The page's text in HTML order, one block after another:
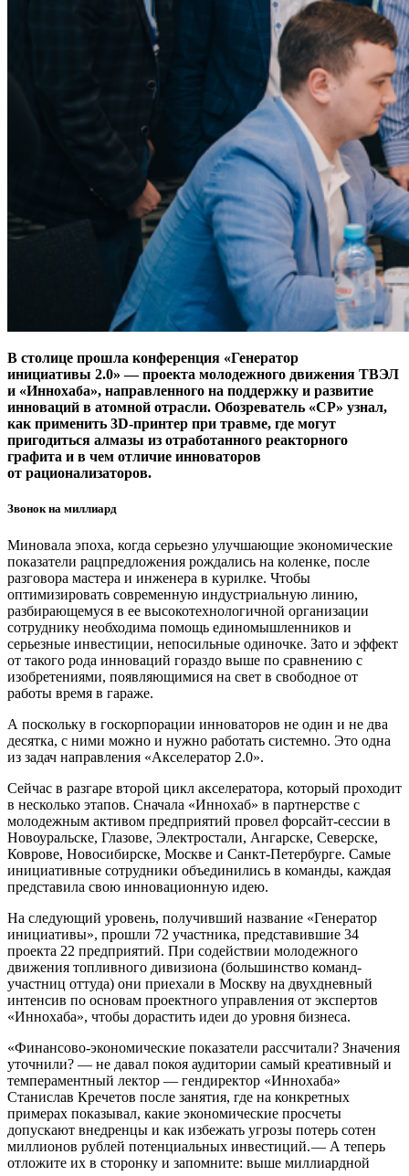
В столице прошла конференция «Генератор
инициативы 2.0» — ​проекта молодежного движения ТВЭЛ
и «Иннохаба», направленного на поддержку и развитие
инноваций в атомной отрасли. Обозреватель «СР» узнал,
как применить 3D-принтер при травме, где могут
пригодиться алмазы из отработанного реакторного
графита и в чем отличие инноваторов
от рационализаторов.
Звонок на миллиард
Миновала эпоха, когда серьезно улучшающие экономические
показатели рацпредложения рождались на коленке, после
разговора мастера и инженера в курилке. Чтобы
оптимизировать современную индустриальную линию,
разбирающемуся в ее высокотехнологичной организации
сотруднику необходима помощь единомышленников и
серьезные инвестиции, непосильные одиночке. Зато и эффект
от такого рода инноваций гораздо выше по сравнению с
изобретениями, появляющимися на свет в свободное от
работы время в гараже.
А поскольку в госкорпорации инноваторов не один и не два
десятка, с ними можно и нужно работать системно. Это одна
из задач направления «Акселератор 2.0».
Сейчас в разгаре второй цикл акселератора, который проходит
в несколько этапов. Сначала «Иннохаб» в партнерстве с
молодежным активом предприятий провел форсайт-сессии в
Новоуральске, Глазове, Электростали, Ангарске, Северске,
Коврове, Новосибирске, Москве и Санкт-Петербурге. Самые
инициативные сотрудники объединились в команды, каждая
представила свою инновационную идею.
На следующий уровень, получивший название «Генератор
инициативы», прошли 72 участника, представившие 34
проекта 22 предприятий. При содействии молодежного
движения топливного дивизиона (большинство команд-
участниц оттуда) они приехали в Москву на двухдневный
интенсив по основам проектного управления от экспертов
«Иннохаба», чтобы дорастить идеи до уровня бизнеса.
«Финансово-экономические показатели рассчитали? Значения
уточнили? — ​не давал покоя аудитории самый креативный и
темпераментный лектор — ​гендиректор «Иннохаба»
Станислав Кречетов после занятия, где на конкретных
примерах показывал, какие экономические просчеты
допускают внедренцы и как избежать угрозы потерь сотен
миллионов рублей потенциальных инвестиций. — ​А теперь
отложите их в сторонку и запомните: выше миллиардной